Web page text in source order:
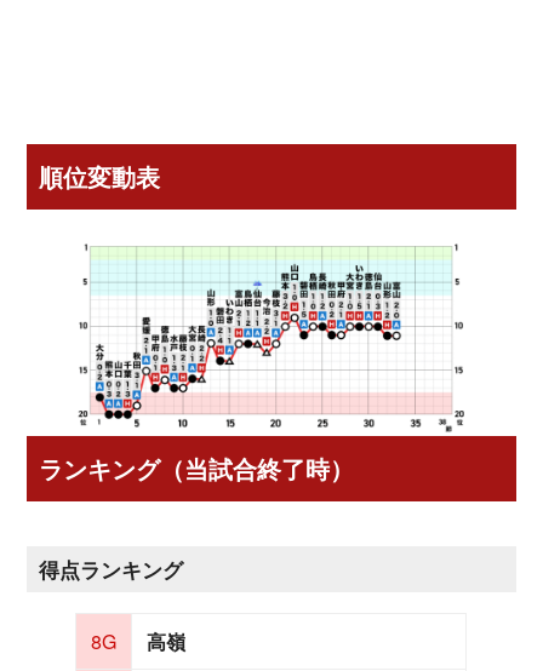
順位変動表
ランキング（当試合終了時）
得点ランキング
8G
高嶺